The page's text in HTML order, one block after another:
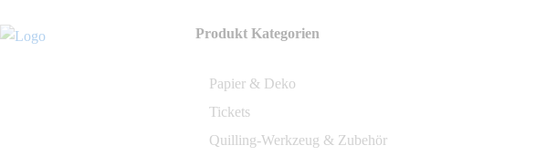
Produkt Kategorien
Papier & Deko
Tickets
Quilling-Werkzeug & Zubehör